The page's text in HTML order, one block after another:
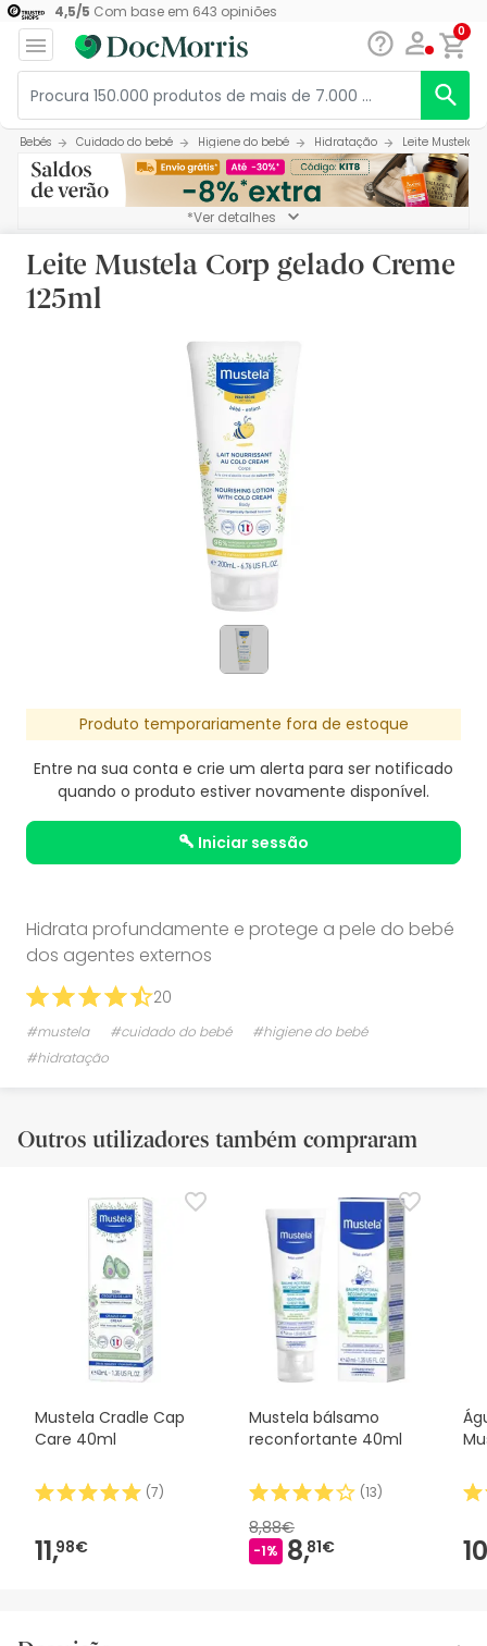
4,5/5 Com base em 643 opiniões
0
Bebés Cuidado do bebé Higiene do bebé Hidratação Leite Mustela
*Ver detalhes
Leite Mustela Corp gelado Creme
125ml
Produto temporariamente fora de estoque
Entre na sua conta e crie um alerta para ser notificado
quando o produto estiver novamente disponível.
iniciar sessão
Hidrata profundamente e protege a pele do bebé
dos agentes externos
20
#mustela #cuidado do bebé
#higiene do bebé
#hidratação
Outros utilizadores também compraram
Mustela Cradle Cap
Care 40ml
(7)
11,98€
Mustela bálsamo
reconfortante 40ml
(13)
8,88€
-1% 8,81€